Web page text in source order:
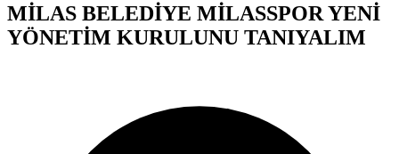
MİLAS BELEDİYE MİLASSPOR YENİ
YÖNETİM KURULUNU TANIYALIM